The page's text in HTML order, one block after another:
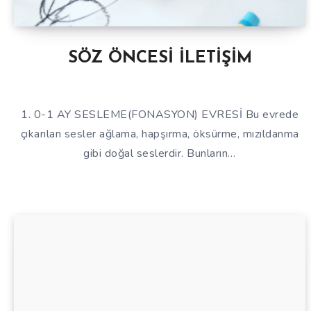
SÖZ ÖNCESİ İLETİŞİM
1. 0-1 AY SESLEME(FONASYON) EVRESİ Bu evrede
çıkarılan sesler ağlama, hapşırma, öksürme, mızıldanma
gibi doğal seslerdir. Bunların…